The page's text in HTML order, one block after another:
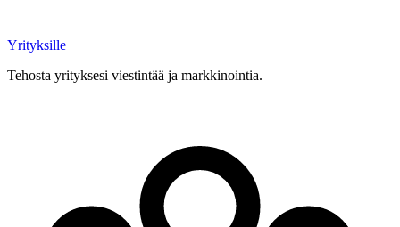
Yrityksille
Tehosta yrityksesi viestintää ja markkinointia.